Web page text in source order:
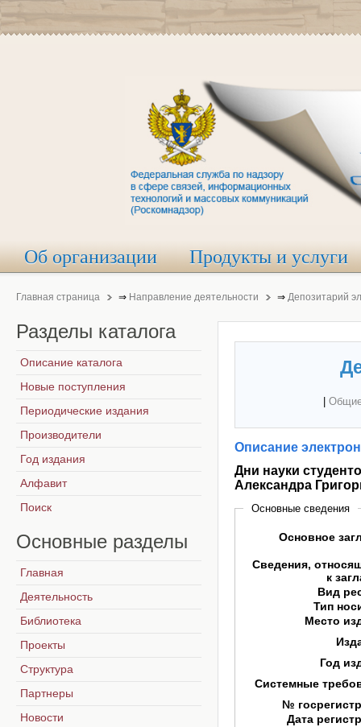
Об организации Продукты и услуги
Главная страница ⇒ Направление деятельности ⇒ Депозитарий
Описание
Дни науки
Александра
Основные сведения
Основное
Сведения,
к
Вид
Тип
Место
Год
Системные
№
Дата
Разделы каталога
Описание каталога
Новые поступления
Периодические издания
Производители
Год издания
Алфавит
Поиск
Основные разделы
Главная
Деятельность
Библиотека
Проекты
Структура
Партнеры
Новости